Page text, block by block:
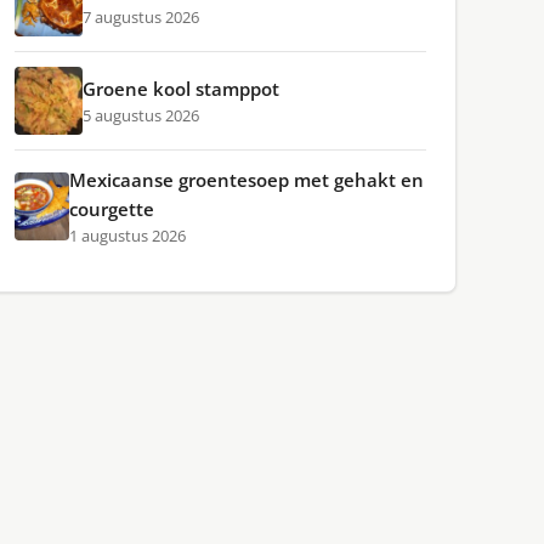
7 augustus 2026
Groene kool stamppot
5 augustus 2026
Mexicaanse groentesoep met gehakt en
courgette
1 augustus 2026